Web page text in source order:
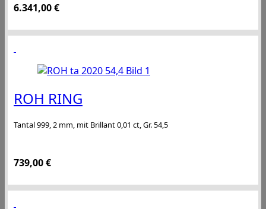
6.341,00€
ROH RING
Tantal 999, 2 mm, mit Brillant 0,01 ct, Gr. 54,5
739,00€